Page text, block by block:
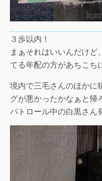
３歩以内！
まぁそれはいいんだけど
てる年配の方があちこ
境内で三毛さんのほかに
グが悪かったかなぁと
パトロール中の白黒さん